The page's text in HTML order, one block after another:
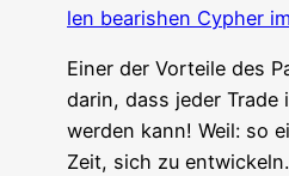
len bea­ris­hen Cypher
Einer der Vor­tei­le des
dar­in, dass jeder Trade
wer­den kann! Weil: so
Zeit, sich zu